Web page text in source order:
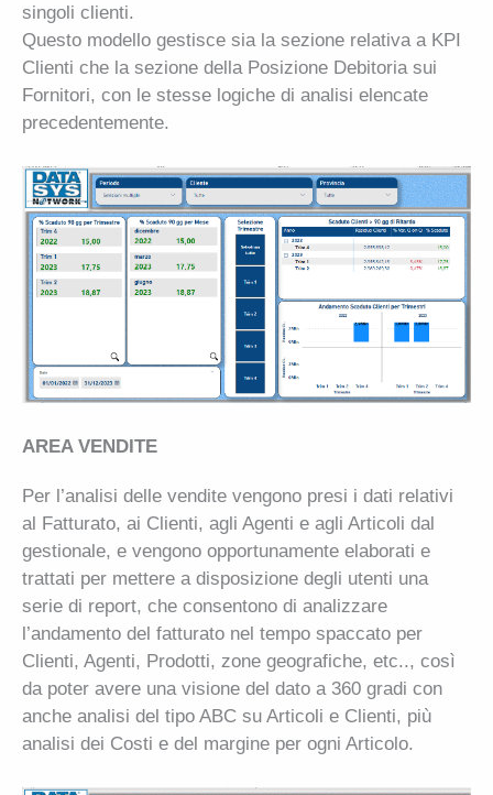
singoli clienti.
Questo modello gestisce sia la sezione relativa a KPI
Clienti che la sezione della Posizione Debitoria sui
Fornitori, con le stesse logiche di analisi elencate
precedentemente.
AREA VENDITE
Per l’analisi delle vendite vengono presi i dati relativi
al Fatturato, ai Clienti, agli Agenti e agli Articoli dal
gestionale, e vengono opportunamente elaborati e
trattati per mettere a disposizione degli utenti una
serie di report, che consentono di analizzare
l’andamento del fatturato nel tempo spaccato per
Clienti, Agenti, Prodotti, zone geografiche, etc.., così
da poter avere una visione del dato a 360 gradi con
anche analisi del tipo ABC su Articoli e Clienti, più
analisi dei Costi e del margine per ogni Articolo.